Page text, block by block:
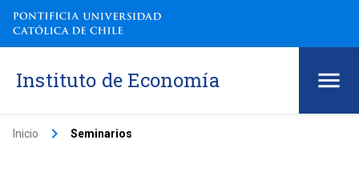
Instituto de Economía
Inicio keyboard_arrow_right Seminarios